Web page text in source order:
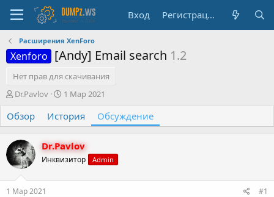
Вход Регистрация
Расширения XenForo
Xenforo [Andy] Email search 1.2
Нет прав для скачивания
А
т
о
р
т
е
м
ы
Dr.Pavlov
Д
т
а
а
ч
л
1 Мар 2021
Обзор История Обсуждение
Dr.Pavlov
Инквизитор Admin
1 Мар 2021 #1